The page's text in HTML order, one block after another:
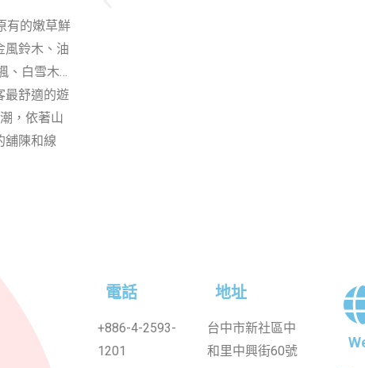
有的嫩草鮮
風鈴木、油
、白雪木…
最舒適的遊
，依著山
舖陳和線
電話
+886-4-2593-
1201
地址
台中市新社區中
和里中興街60號